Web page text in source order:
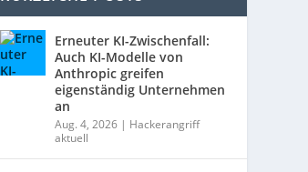
Erneuter KI-Zwischenfall:
Auch KI-Modelle von
Anthropic greifen
eigenständig Unternehmen
an
Aug. 4, 2026 | Hackerangriff
aktuell